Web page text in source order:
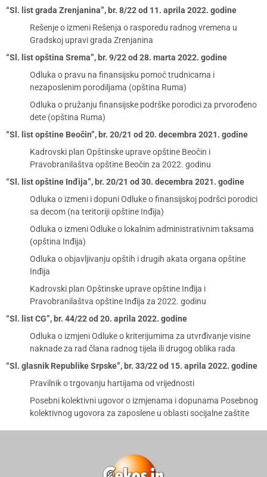
“Sl. list grada Zrenjanina”, br. 8/22 od 11. aprila 2022. godine
Rešenje o izmeni Rešenja o rasporedu radnog vremena u
Gradskoj upravi grada Zrenjanina
“Sl. list opština Srema”, br. 9/22 od 28. marta 2022. godine
Odluka o pravu na finansijsku pomoć trudnicama i
nezaposlenim porodiljama (opština Ruma)
Odluka o pružanju finansijske podrške porodici za prvorođeno
dete (opština Ruma)
“Sl. list opštine Beočin”, br. 20/21 od 20. decembra 2021. godine
Kadrovski plan Opštinske uprave opštine Beočin i
Pravobranilaštva opštine Beočin za 2022. godinu
“Sl. list opštine Inđija”, br. 20/21 od 30. decembra 2021. godine
Odluka o izmeni i dopuni Odluke o finansijskoj podršci porodici
sa decom (na teritoriji opštine Inđija)
Odluka o izmeni Odluke o lokalnim administrativnim taksama
(opština Inđija)
Odluka o objavljivanju opštih i drugih akata organa opštine
Inđija
Kadrovski plan Opštinske uprave opštine Inđija i
Pravobranilaštva opštine Inđija za 2022. godinu
“Sl. list CG”, br. 44/22 od 20. aprila 2022. godine
Odluka o izmjeni Odluke o kriterijumima za utvrđivanje visine
naknade za rad člana radnog tijela ili drugog oblika rada
“Sl. glasnik Republike Srpske”, br. 33/22 od 15. aprila 2022. godine
Pravilnik o trgovanju hartijama od vrijednosti
Posebni kolektivni ugovor o izmjenama i dopunama Posebnog
kolektivnog ugovora za zaposlene u oblasti socijalne zaštite